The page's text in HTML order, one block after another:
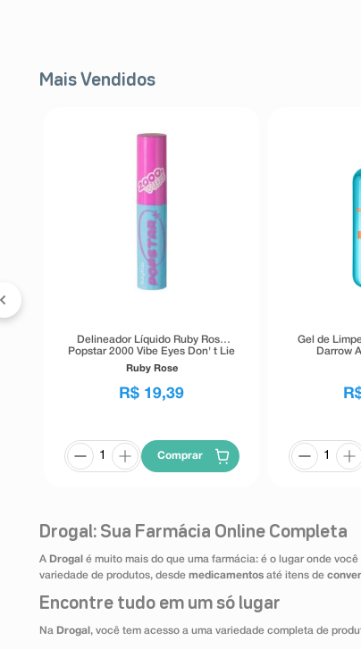
Mais Vendidos
Delineador Líquido Ruby Rose
Popstar 2000 Vibe Eyes Don' t Lie
Preto 5,5g
Ruby Rose
R$ 19,39
Comprar
Gel de
Darrow
Drogal: Sua Farmácia Online Completa
A Drogal é muito mais do que uma farmácia: é o lugar onde
variedade de produtos, desde medicamentos até itens de
Encontre tudo em um só lugar
Na Drogal , você tem acesso a uma variedade completa de